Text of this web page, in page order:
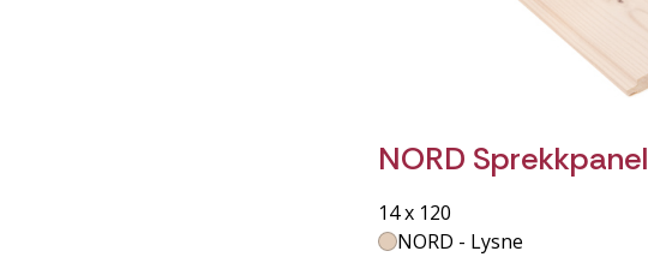
NORD Sprekkpanel
14 x 120
NORD - Lysne